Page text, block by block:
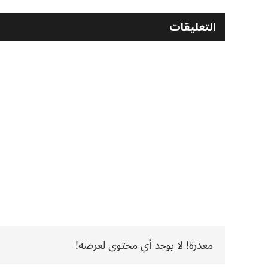
التعليقات
معذرة! لا يوجد أي محتوى لعرضه!